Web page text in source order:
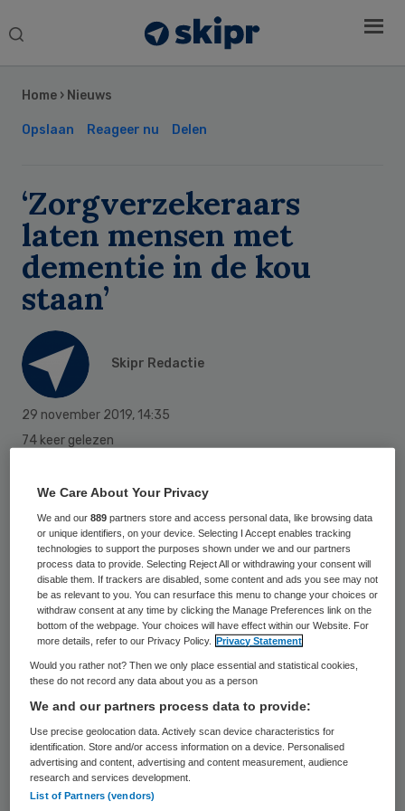
Search
Home › Nieuws
Opslaan Reageer nu Delen
‘Zorgverzekeraars
laten mensen met
dementie in de kou
staan’
Skipr Redactie
29 november 2019, 14:35
74 keer gelezen
‘de kou staan’ wanneer het gaat om
duidelijke informatievoorziening over
vergoedingen voor dementiezorg, zoals
casemanagement. Dat zegt Alzheimer
Nederland.
Alzheimer Nederland vergeleek de
informatie op de websites van de tien
grootste zorgverzekeraars: Zilveren Kruis,
CZ, VGZ, Menzis, DSW, ONVZ, Zorg en
Sidebar
We Care About Your Privacy
We and our889 partners store and access personal data, like browsing data
or unique identifiers, on your device. Selecting I Accept enables tracking
technologies to support the purposes shown under we and our partners
process data to provide. Selecting Reject All or withdrawing your consent will
disable them. If trackers are disabled, some content and ads you see may not
be as relevant to you. You can resurface this menu to change your choices or
withdraw consent at any time by clicking the Manage Preferences link on the
bottom of the webpage. Your choices will have effect within our Website. For
more details, refer to our Privacy Policy.
Privacy Statement
Would you rather not? Then we only place essential and statistical cookies,
these do not record any data about you as a person
We and our partners process data to provide:
Use precise geolocation data. Actively scan device characteristics for
identification. Store and/or access information on a device. Personalised
advertising and content, advertising and content measurement, audience
research and services development.
List of Partners (vendors)